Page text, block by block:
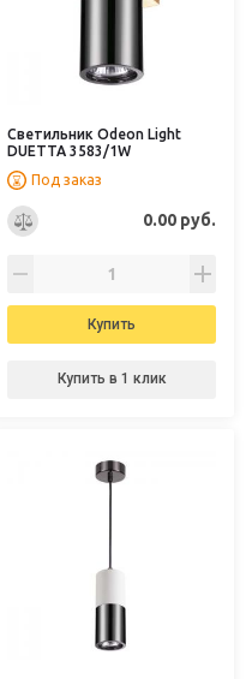
Светильник Odeon Light
DUETTA 3583/1W
Под заказ
0.00 руб.
Купить
Купить в 1 клик